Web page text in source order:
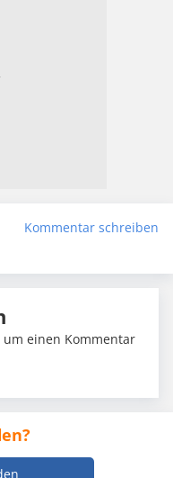
Kommentar schreiben
um einen Kommentar